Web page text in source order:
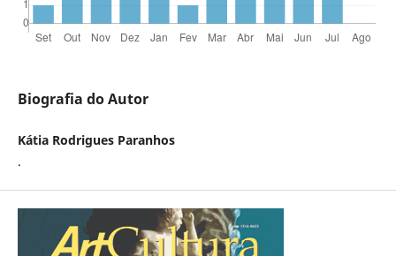
Biografia do Autor
Kátia Rodrigues Paranhos
.